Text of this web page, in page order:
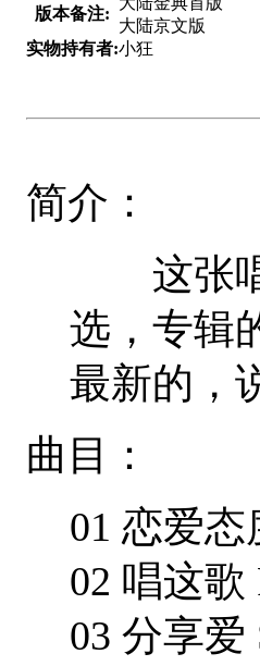
版本备注:
大陆京文版
实物持有者:小狂
简介：
这张唱
选，专辑
最新的，
曲目：
01 恋爱态
02 唱这
03 分享